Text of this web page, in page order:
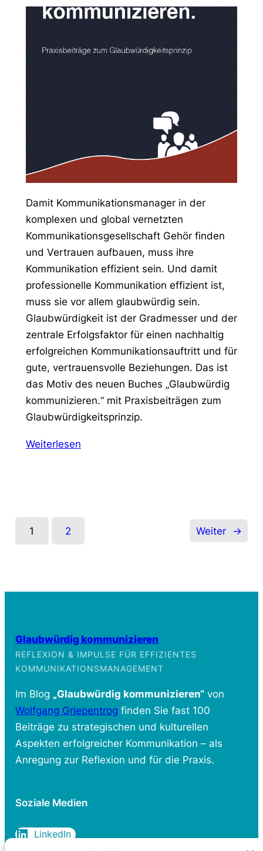
Damit Kommunikationsmanager in der
komplexen und global vernetzten
Kommunikationsgesellschaft Gehör finden
und Vertrauen aufbauen, muss ihre
Kommunikation effizient sein. Und damit
professionelle Kommunikation effizient ist,
muss sie vor allem glaubwürdig sein.
Glaubwürdigkeit ist der Gradmesser und der
zentrale Erfolgsfaktor für einen nachhaltig
erfolgreichen Kommunikationsauftritt und für
gute, vertrauensvolle Beziehungen. Das ist
das Motiv des neuen Buches „Glaubwürdig
kommunizieren.“ mit Praxisbeiträgen zum
Glaubwürdigkeitsprinzip.
Weiterlesen
1 2 Weiter →
Glaubwürdig kommunizieren
REFLEXION & IMPULSE FÜR EFFIZIENTES
KOMMUNIKATIONSMANAGEMENT
Im Blog „Glaubwürdig kommunizieren“von
Wolfgang Griepentrog finden Sie fast 100
Beiträge zu strategischen und kulturellen
Aspekten erfolgreicher Kommunikation – als
Anregung zur Reflexion und für die Praxis.
Soziale Medien
LinkedIn